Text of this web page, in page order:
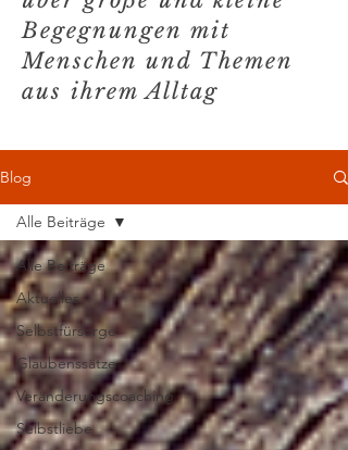
Begegnungen mit
Menschen und Themen
aus ihrem Alltag
Blog
Alle Beiträge
Aktuelles
Selbstfürsorge
Glaubenssätze
Veränderungscoaching
Selbstliebe
Alle Beiträge